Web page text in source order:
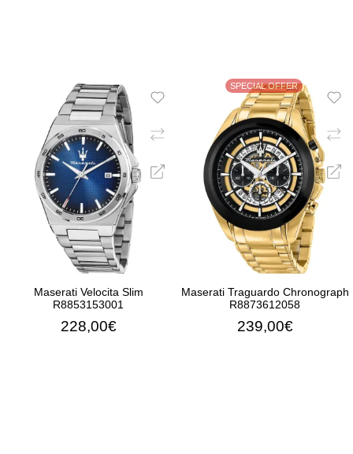
ΠΡΟΣΘΉΚΗ ΣΤΟ ΚΑΛΆΘΙ ΠΡΟΣΘΉΚΗ ΣΤΟ
Maserati Velocita Slim
R8853153001
228,00€
SPECIAL OFFER
Maserati Traguardo Chronograph
R8873612058
239,00€